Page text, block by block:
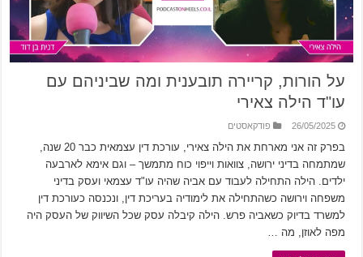
על הורות, קריירה תובענית ומה שביניהם עם
עו"ד הילה צאירי
26/05/2025 פודקאסטים
בפרק זה אני מארחת את הילה צאירי, עורכת דין עצמאית כבר 20 שנה,
שמתמחה בדיני ירושה, צוואות וייפוי כוח מתמשך – וגם אימא לארבעה
ילדים. הילה התחילה לעבוד עם אביה שהיה עו"ד עצמאי ועסק בדיני
משפחה וירושה כשהתחילה את לימודיה בעריכת דין, ונכנסה כעורכת דין
למשרד בדיוק כשאביה פרש. הילה קיבלה עסק שכל השיווק של העסק היה
מפה לאוזן, מה …